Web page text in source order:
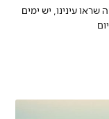
עינינו, יש ימים